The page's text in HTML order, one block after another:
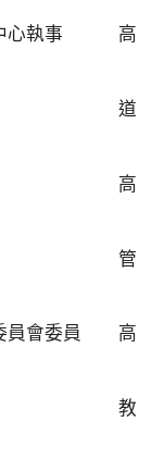
心執事 高
高
員會委員 高